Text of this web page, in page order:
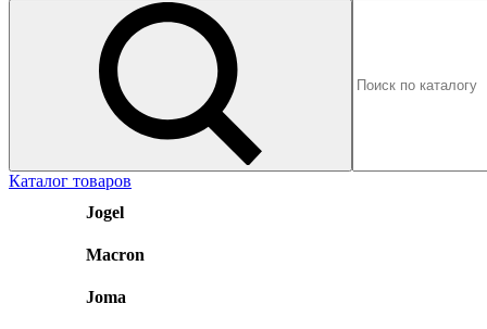
Каталог товаров
Jogel
Macron
Joma